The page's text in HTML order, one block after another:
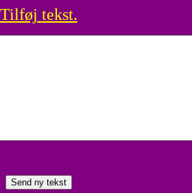
Tilføj tekst.